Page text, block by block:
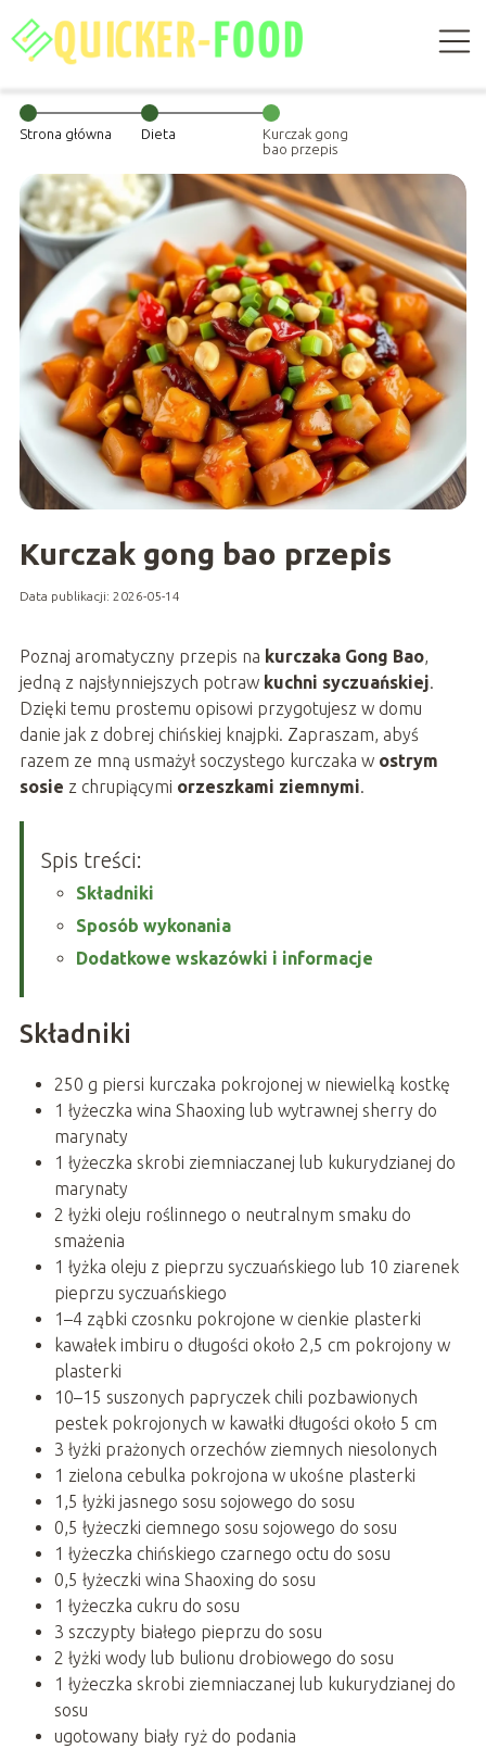
Strona główna Dieta
Kurczak gong
bao przepis
Kurczak gong bao przepis
Data publikacji: 2026-05-14
Poznaj aromatyczny przepis na kurczaka Gong Bao,
jedną z najsłynniejszych potraw kuchni syczuańskiej.
Dzięki temu prostemu opisowi przygotujesz w domu
danie jak z dobrej chińskiej knajpki. Zapraszam, abyś
razem ze mną usmażył soczystego kurczaka w ostrym
sosie z chrupiącymi orzeszkami ziemnymi.
Spis treści:
Składniki
Sposób wykonania
Dodatkowe wskazówki i informacje
Składniki
250 g piersi kurczaka pokrojonej w niewielką kostkę
1 łyżeczka wina Shaoxing lub wytrawnej sherry do
marynaty
1 łyżeczka skrobi ziemniaczanej lub kukurydzianej do
marynaty
2 łyżki oleju roślinnego o neutralnym smaku do
smażenia
1 łyżka oleju z pieprzu syczuańskiego lub 10 ziarenek
pieprzu syczuańskiego
1–4 ząbki czosnku pokrojone w cienkie plasterki
kawałek imbiru o długości około 2,5 cm pokrojony w
plasterki
10–15 suszonych papryczek chili pozbawionych
pestek pokrojonych w kawałki długości około 5 cm
3 łyżki prażonych orzechów ziemnych niesolonych
1 zielona cebulka pokrojona w ukośne plasterki
1,5 łyżki jasnego sosu sojowego do sosu
0,5 łyżeczki ciemnego sosu sojowego do sosu
1 łyżeczka chińskiego czarnego octu do sosu
0,5 łyżeczki wina Shaoxing do sosu
1 łyżeczka cukru do sosu
3 szczypty białego pieprzu do sosu
2 łyżki wody lub bulionu drobiowego do sosu
1 łyżeczka skrobi ziemniaczanej lub kukurydzianej do
sosu
ugotowany biały ryż do podania